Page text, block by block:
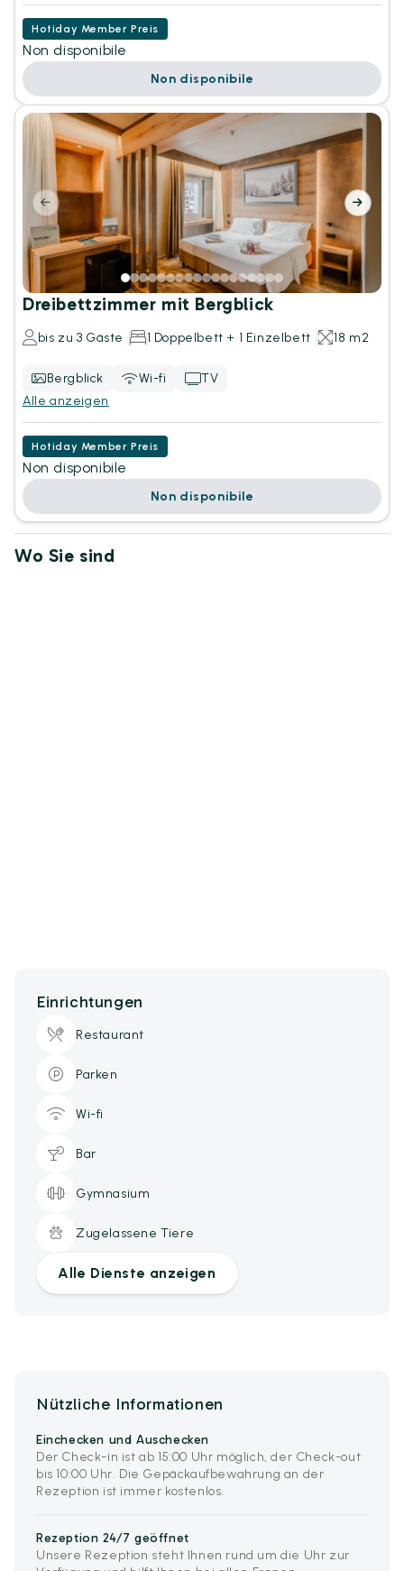
Hotiday Member Preis
Non disponibile
Non disponibile
Dreibettzimmer mit Bergblick
bis zu 3 Gäste 1 Doppelbett + 1 Einzelbett 18 m2
Bergblick Wi-fi
TV
Alle anzeigen
Hotiday Member Preis
Non disponibile
Non disponibile
Wo Sie sind
Einrichtungen
Restaurant
Parken
Wi-fi
Bar
Gymnasium
Zugelassene Tiere
Alle Dienste anzeigen
Nützliche Informationen
Einchecken und Auschecken
Der Check-in ist ab 15:00 Uhr möglich, der Check-out
bis 10:00 Uhr. Die Gepäckaufbewahrung an der
Rezeption ist immer kostenlos.
Rezeption 24/7 geöffnet
Unsere Rezeption steht Ihnen rund um die Uhr zur